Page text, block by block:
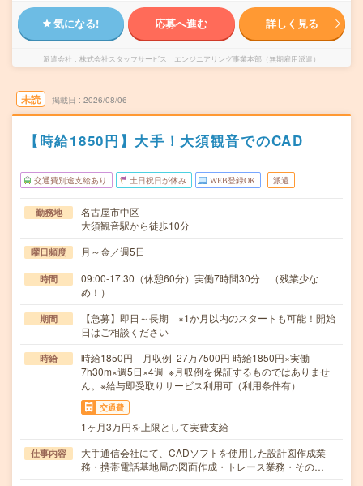
気になる! 応募へ進む 詳しく見る
派遣会社 株式会社スタッフサービス エンジニアリング事業本部（無期雇用派遣）
未読 掲載日 2026/08/06
【時給1850円】大手！大須観音でのCAD
交通費別途支給あり 土日祝日が休み WEB登録OK 派遣
勤務地
名古屋市中区
大須観音駅から徒歩10分
曜日頻度 月～金／週5日
時間
09:00-17:30（休憩60分）実働7時間30分 （残業少な
め！）
期間
【急募】即日～長期 ※1か月以内のスタートも可能！開始
日はご相談ください
時給
時給1850円 月収例 27万7500円 時給1850円×実働
7h30m×週5日×4週 ※月収例を保証するものではありませ
ん。※給与即受取りサービス利用可（利用条件有）
交通費
1ヶ月3万円を上限として実費支給
仕事内容
大手通信会社にて、CADソフトを使用した設計図作成業
務・携帯電話基地局の図面作成・トレース業務・その…